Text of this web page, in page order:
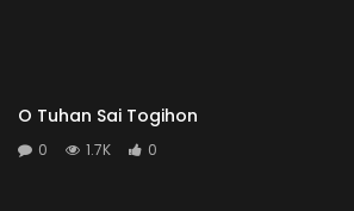
O Tuhan Sai Togihon
0 1.7K 0